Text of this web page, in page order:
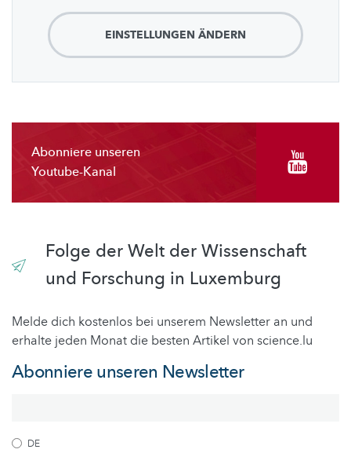
EINSTELLUNGEN ÄNDERN
Abonniere unseren
Youtube-Kanal
Folge der Welt der Wissenschaft
und Forschung in Luxemburg
Melde dich kostenlos bei unserem Newsletter an und
erhalte jeden Monat die besten Artikel von science.lu
Abonniere unseren Newsletter
DE